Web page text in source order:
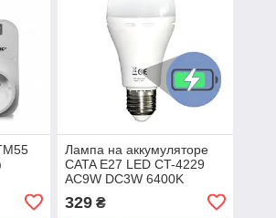
Лампа на аккумуляторе
CATA Е27 LED CT-4229
АС9W DC3W 6400K
329₴